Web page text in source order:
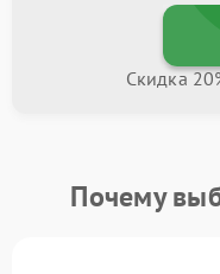
Скидка
Почему